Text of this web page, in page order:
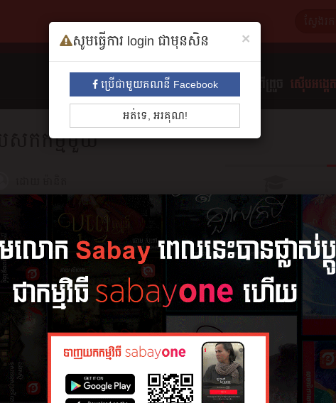
ទាំងអស់ មនោសញ្ចេតនា​ គុននិយម ស៊ើបអង្កេត
បេសកកម្ម​មួយ
13 ភាគ (ចប់)
អានរឿង
សង្ខេប
ភាគ​ទី​១
២១ កុម្ភៈ ២០១៧
២១ កុម្ភៈ ២០១៧
×
សូមធ្វើការ login ជាមុនសិន
ប្រើជាមួយគណនី Facebook
អត់ទេ, អរគុណ!